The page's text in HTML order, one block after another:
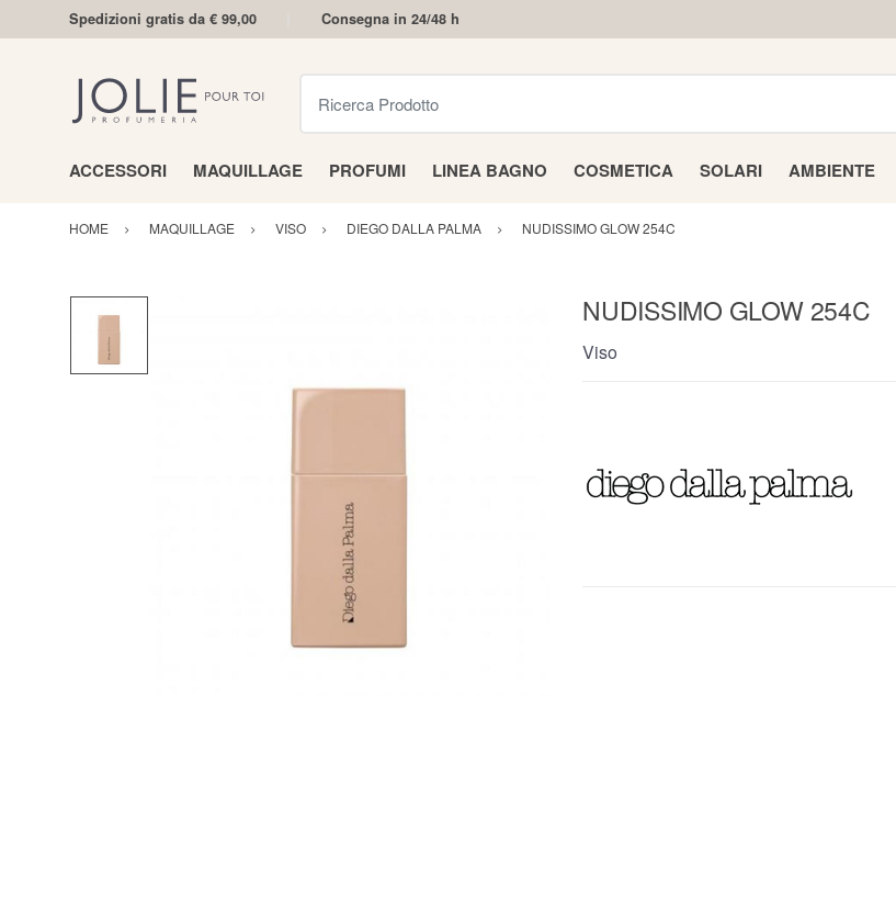
Spedizioni gratis da € 99,00 Consegna in 24/48 h
ACCESSORI MAQUILLAGE PROFUMI LINEA BAGNO COSMETICA SOLARI AMBIENTE
HOME MAQUILLAGE VISO DIEGO DALLA PALMA NUDISSIMO GLOW 254C
NUDISSIMO GLOW 254C
Viso